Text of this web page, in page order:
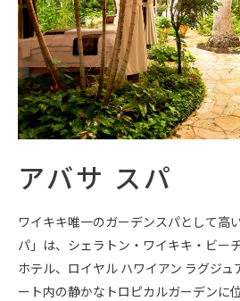
アバサ スパ
ワイキキ唯一のガーデンスパとして高
パ」は、シェラトン・ワイキキ・ビー
ホテル、ロイヤル ハワイアン ラグジ
ート内の静かなトロピカルガーデンに